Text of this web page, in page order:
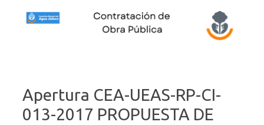
Apertura CEA-UEAS-RP-CI-
013-2017 PROPUESTA DE